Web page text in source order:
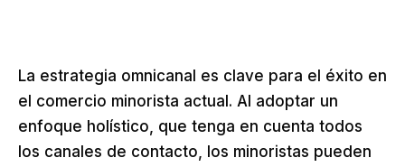
La estrategia omnicanal es clave para el éxito en
el comercio minorista actual. Al adoptar un
enfoque holístico, que tenga en cuenta todos
los canales de contacto, los minoristas pueden